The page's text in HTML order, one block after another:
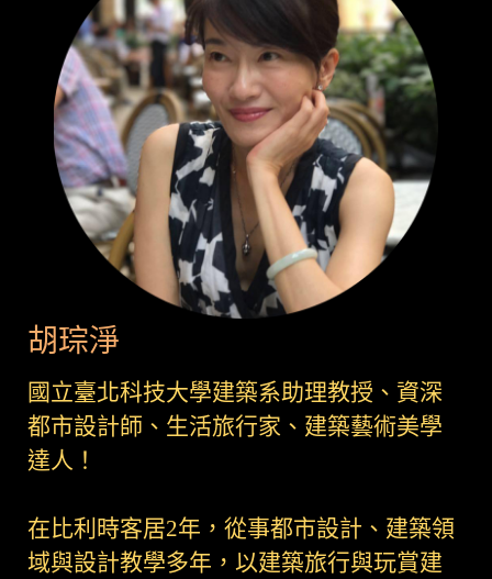
胡琮淨
國立臺北科技大學建築系助理教授、資深
都市設計師、生活旅行家、建築藝術美學
達人！
在比利時客居2年，從事都市設計、建築領
域與設計教學多年，以建築旅行與玩賞建